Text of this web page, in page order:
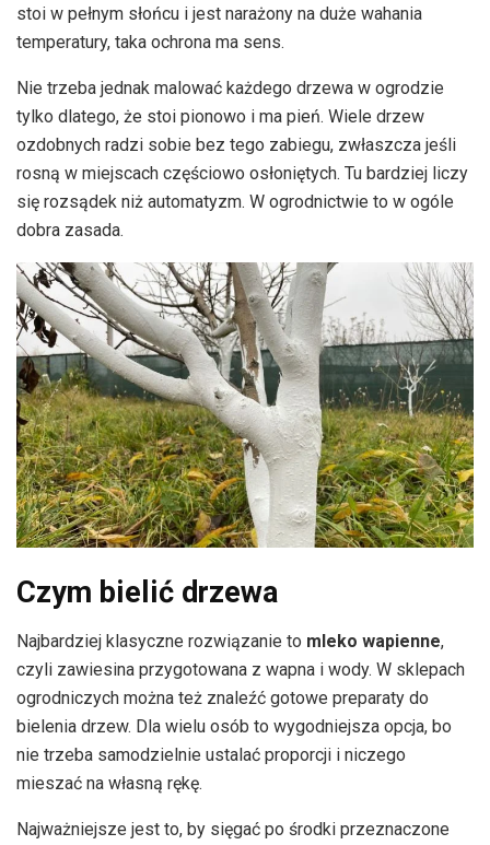
stoi w pełnym słońcu i jest narażony na duże wahania
temperatury, taka ochrona ma sens.
Nie trzeba jednak malować każdego drzewa w ogrodzie
tylko dlatego, że stoi pionowo i ma pień. Wiele drzew
ozdobnych radzi sobie bez tego zabiegu, zwłaszcza jeśli
rosną w miejscach częściowo osłoniętych. Tu bardziej liczy
się rozsądek niż automatyzm. W ogrodnictwie to w ogóle
dobra zasada.
Czym bielić drzewa
Najbardziej klasyczne rozwiązanie to mleko wapienne,
czyli zawiesina przygotowana z wapna i wody. W sklepach
ogrodniczych można też znaleźć gotowe preparaty do
bielenia drzew. Dla wielu osób to wygodniejsza opcja, bo
nie trzeba samodzielnie ustalać proporcji i niczego
mieszać na własną rękę.
Najważniejsze jest to, by sięgać po środki przeznaczone